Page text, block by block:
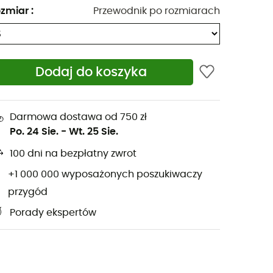
: Przewodnik po rozmiarach
Dodaj do koszyka
Darmowa dostawa od 750 zł
Po. 24 Sie. - Wt. 25 Sie.
100 dni na bezpłatny zwrot
+1 000 000 wyposażonych poszukiwaczy
przygód
Porady ekspertów